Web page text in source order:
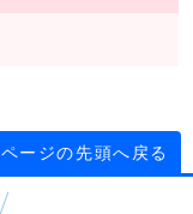
ページの先頭へ戻る